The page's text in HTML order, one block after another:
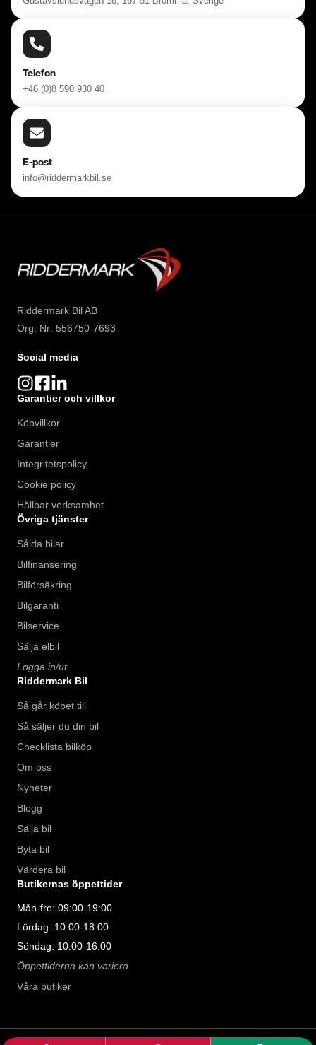
Telefon
+46 (0)8 590 930 40
E-post
info@riddermarkbil.se
Riddermark Bil AB
Org. Nr: 556750-7693
Social media
Garantier och villkor
Köpvillkor
Garantier
Integritetspolicy
Cookie policy
Hållbar verksamhet
Övriga tjänster
Sålda bilar
Bilfinansering
Bilförsäkring
Bilgaranti
Bilservice
Sälja elbil
Logga in/ut
Riddermark Bil
Så går köpet till
Så säljer du din bil
Checklista bilköp
Om oss
Nyheter
Blogg
Sälja bil
Byta bil
Värdera bil
Butikernas öppettider
Mån-fre: 09:00-19:00
Lördag: 10:00-18:00
Söndag: 10:00-16:00
Öppettiderna kan variera
Våra butiker